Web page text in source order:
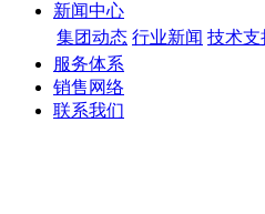
新闻中心
集团动态 行业新闻 技术支
服务体系
销售网络
联系我们